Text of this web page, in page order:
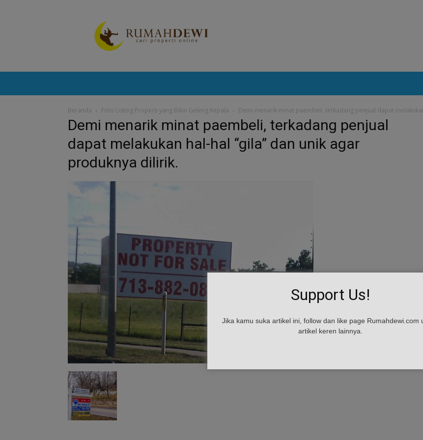
Berita
Properti
Terkini
Beranda Foto Listing Properti yang Bikin Geleng Kepala Demi menarik minat paembeli, terkadang penjual dapat
Demi menarik minat paembeli, terkadang penjual
dapat melakukan hal-hal “gila” dan unik agar
produknya dilirik.
Support Us!
Jika kamu suka artikel ini, follow dan like page Rumahdewi.com
artikel keren lainnya.